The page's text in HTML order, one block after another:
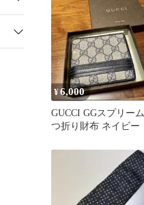
¥6,000
GUCCI GGスプリー
つ折り財布 ネイビー